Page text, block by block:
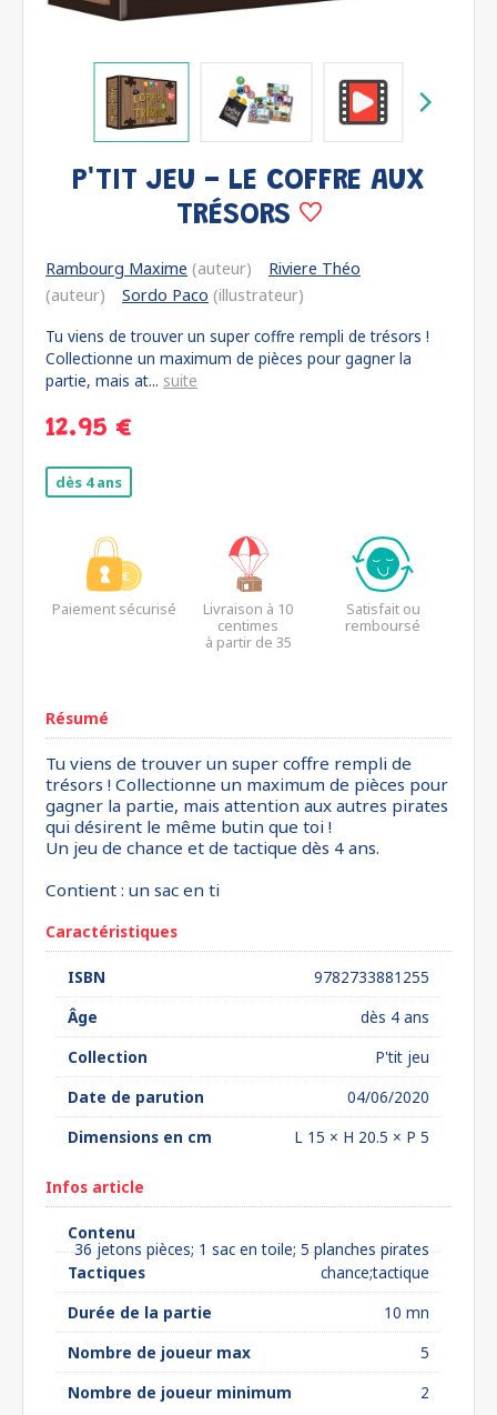
P'TIT JEU - LE COFFRE AUX
TRÉSORS
Rambourg Maxime (auteur)
Riviere Théo
(auteur)
Sordo Paco (illustrateur)
Tu viens de trouver un super coffre rempli de trésors !
Collectionne un maximum de pièces pour gagner la
partie, mais at... suite
12.95 €
dès 4 ans
Paiement sécurisé
Livraison à 10
centimes
à partir de 35
Satisfait ou
remboursé
Résumé
Tu viens de trouver un super coffre rempli de
trésors ! Collectionne un maximum de pièces pour
gagner la partie, mais attention aux autres pirates
qui désirent le même butin que toi !
Un jeu de chance et de tactique dès 4 ans.
Contient : un sac en ti
Caractéristiques
ISBN
9782733881255
Âge
dès 4 ans
Collection
P'tit jeu
Date de parution
04/06/2020
Dimensions en cm
L 15 × H 20.5 × P 5
Infos article
Contenu
36 jetons pièces; 1 sac en toile; 5 planches pirates
Tactiques
chance;tactique
Durée de la partie
10 mn
Nombre de joueur max
5
Nombre de joueur minimum
2